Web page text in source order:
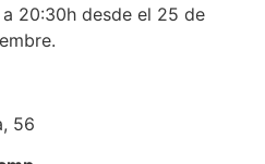
20:30h desde el 25 de
56